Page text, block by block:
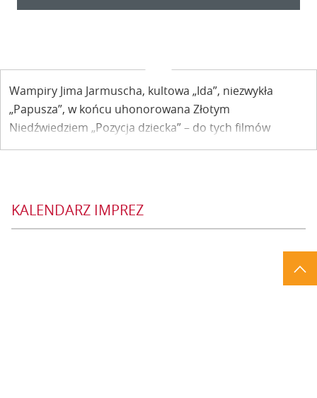
Wampiry Jima Jarmuscha, kultowa „Ida”, niezwykła
„Papusza”, w końcu uhonorowana Złotym
Niedźwiedziem „Pozycja dziecka” – do tych filmów
wracamy na Dwóch Brzegach. W ramach sekcji „Wielkie
KALENDARZ IMPREZ